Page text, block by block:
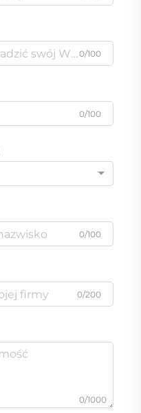
0/100
0/100
0/100
0/200
0/1000